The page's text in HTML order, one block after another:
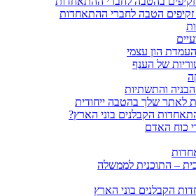
זקיפים הטבה לחברי ההתאחדות
הון עצמי
של הענף
והתשתיות
לאתר שלך בהטבה ייחודית
הקבלנים בוני הארץ?
כוח האדם
– התוכנית לממשלה
הקבלנים בוני הארץ